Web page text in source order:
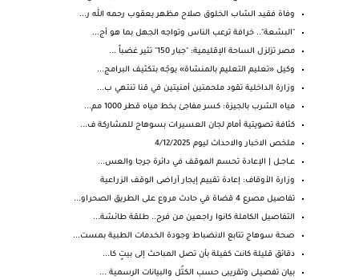
وفاة فقيد الشاب الخلوق صلاح مظهر يعقوب رحمه الله ر...
"البشعة".. خرافة ترعب الناس وتواجه الجهل بما هو أج...
مصر تزلزل الساحة الإقليمية: "جبار 150" تثير غضباً ...
وكيل «تعليم التعليم بالمنشاة» يوجّه بتكثيف البرامج...
وزارة الداخلية تقود ملحمتين أمنيتين في قنا تنتهي ب...
مياه الشرب بالجيزة: كسر مفاجئ بخط مياه قطر 1000 مم...
كثافة تصويتية أمام لجان العسيرات بسوهاج للمشاركة ف...
ملخص الاخبار والاحداث ليوم 4/12/2025
عــاجــل | الإعادة تحسم الموقف في دائرة جرجا والعس...
وزارة الأوقاف: إعادة تقييم إيجار أراضى الوقف الزراعية
تفاصيل مصرع 4 قضاة في حادث مروع على الطريق الصحراو...
التفاصيل الكاملة كانوا راجعين من فرح.. طلقة طائشة...
صحة سوهاج تتابع الانضباط وجودة الخدمات الطبية بمست...
دقائق قليلة كانت كفيلة بأن تصل المباحث إلى بيتٍ كا...
بيان تفصيلى وتقريبى حسب الكتُل والبيانات الرسمية ...